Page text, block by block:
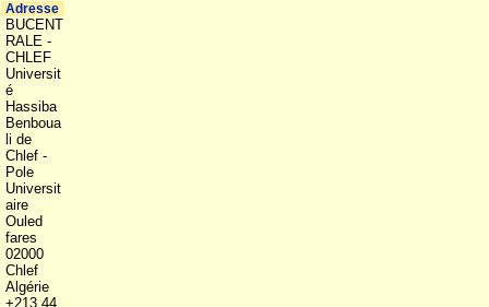
Adresse
BUCENT
RALE -
CHLEF
Universit
é
Hassiba
Benboua
li de
Chlef -
Pole
Universit
aire
Ouled
fares
02000
Chlef
Algérie
+213 44